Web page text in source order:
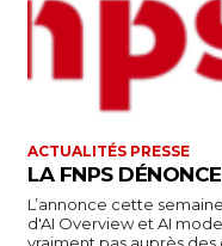
ACTUALITÉS PRESSE
LA FNPS
L’annonce cette
d'AI Overview et AI
vraiment pas auprès des